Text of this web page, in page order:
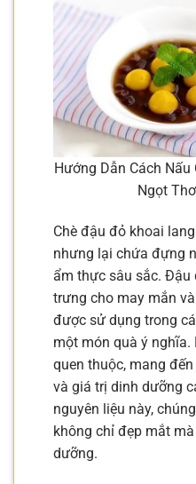
Hướng Dẫn Cách
Ngọt
Chè đậu đỏ khoai
nhưng lại chứa đựng
ẩm thực sâu sắc. Đậu
trưng cho may mắn
được sử dụng trong
một món quà ý nghĩa.
quen thuộc, mang
và giá trị dinh dưỡng
nguyên liệu này,
không chỉ đẹp mắt
dưỡng.